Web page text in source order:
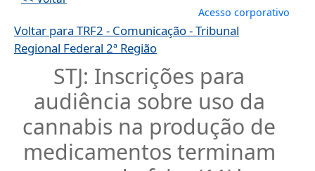
Menu de
Acesso corporativo
Voltar para TRF2 - Comunicação - Tribunal
Regional Federal 2ª Região
STJ: Inscrições para
audiência sobre uso da
cannabis na produção de
medicamentos terminam